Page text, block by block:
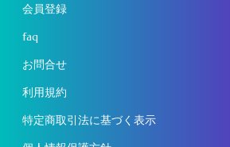
会員登録
faq
お問合せ
利用規約
特定商取引法に基づく表示